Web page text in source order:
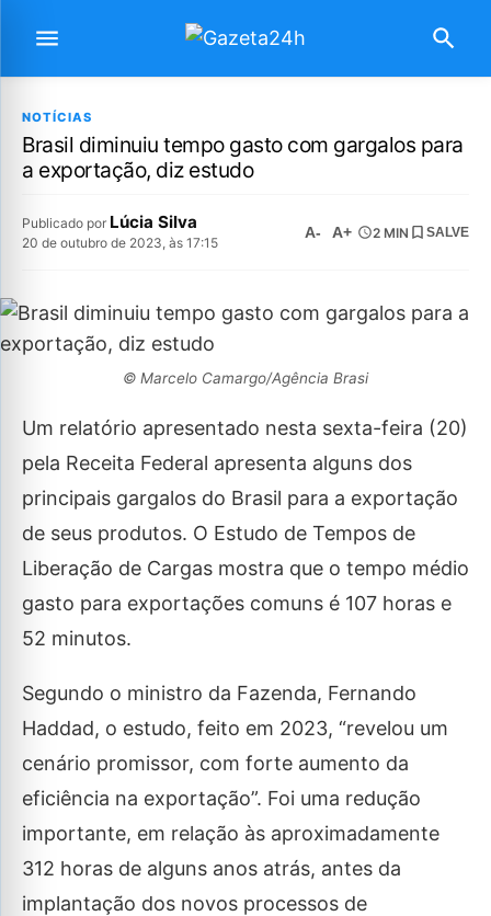
NOTÍCIAS
Brasil diminuiu tempo gasto com gargalos para
a exportação, diz estudo
Publicado por Lúcia Silva
20 de outubro de 2023, às 17:15
A- A+ 2 MIN SALVE
© Marcelo Camargo/Agência Brasi
Um relatório apresentado nesta sexta-feira (20)
pela Receita Federal apresenta alguns dos
principais gargalos do Brasil para a exportação
de seus produtos. O Estudo de Tempos de
Liberação de Cargas mostra que o tempo médio
gasto para exportações comuns é 107 horas e
52 minutos.
Segundo o ministro da Fazenda, Fernando
Haddad, o estudo, feito em 2023, “revelou um
cenário promissor, com forte aumento da
eficiência na exportação”. Foi uma redução
importante, em relação às aproximadamente
312 horas de alguns anos atrás, antes da
implantação dos novos processos de